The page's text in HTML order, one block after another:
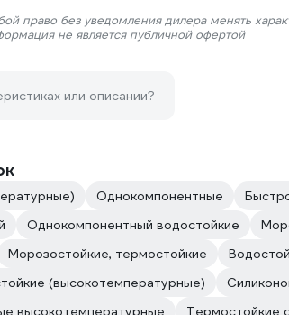
право без уведомления дилера менять
не является публичной офертой
или описании?
Однокомпонентные
Однокомпонентный водостойкие
Морозостойкие, термостойкие
(высокотемпературные)
высокотемпературные Термостойкие